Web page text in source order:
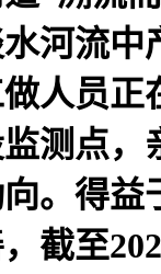
河流中
人员正
测点，
。得益
截至